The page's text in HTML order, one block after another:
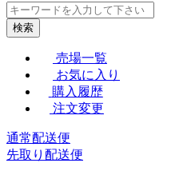
検索
売場一覧
お気に入り
購入履歴
注文変更
通常配送便
先取り配送便